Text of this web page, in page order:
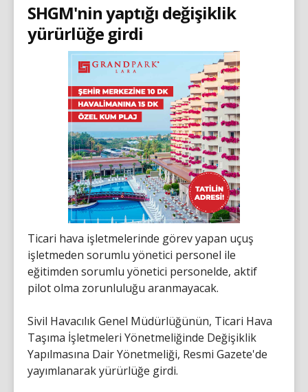
SHGM'nin yaptığı değişiklik
yürürlüğe girdi
Ticari hava işletmelerinde görev yapan uçuş
işletmeden sorumlu yönetici personel ile
eğitimden sorumlu yönetici personelde, aktif
pilot olma zorunluluğu aranmayacak.
Sivil Havacılık Genel Müdürlüğünün, Ticari Hava
Taşıma İşletmeleri Yönetmeliğinde Değişiklik
Yapılmasına Dair Yönetmeliği, Resmi Gazete'de
yayımlanarak yürürlüğe girdi.